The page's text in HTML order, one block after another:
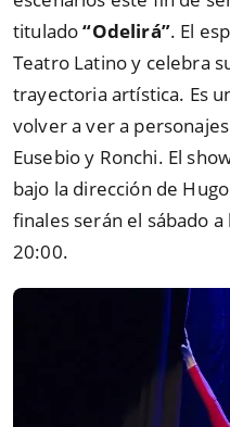
titulado“Odelirá”. El
Teatro Latino y celebra
trayectoria artística. Es
volver a ver a
Eusebio y Ronchi. El
bajo la dirección de
finales serán el sábado
20:00.